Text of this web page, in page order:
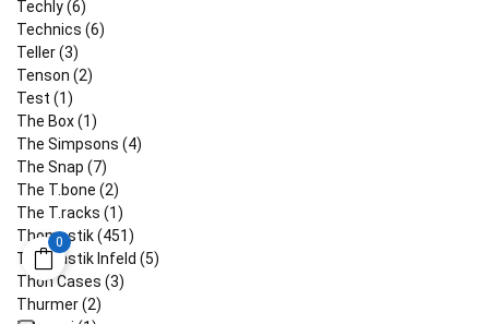
Techly (6)
Technics (6)
Teller (3)
Tenson (2)
Test (1)
The Box (1)
The Simpsons (4)
The Snap (7)
The T.bone (2)
The T.racks (1)
Thomastik (451)
Thomastik Infeld (5)
Thon Cases (3)
Thurmer (2)
0